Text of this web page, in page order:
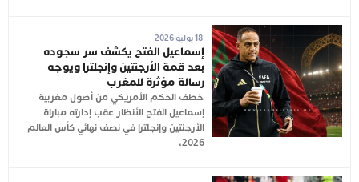
18 يوليو 2026
إسماعيل الفتح يكشف سر سجوده
بعد قمة الأرجنتين وإنجلترا ويوجه
رسالة مؤثرة للمغرب
خطف الحكم الأمريكي من أصول مغربية
إسماعيل الفتح الأنظار عقب إدارته مباراة
الأرجنتين وإنجلترا في نصف نهائي كأس العالم
2026،